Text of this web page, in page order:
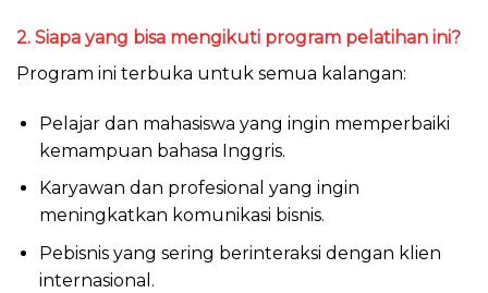
2. Siapa yang bisa mengikuti program pelatihan ini?
Program ini terbuka untuk semua kalangan:
Pelajar dan mahasiswa yang ingin memperbaiki
kemampuan bahasa Inggris.
Karyawan dan profesional yang ingin
meningkatkan komunikasi bisnis.
Pebisnis yang sering berinteraksi dengan klien
internasional.